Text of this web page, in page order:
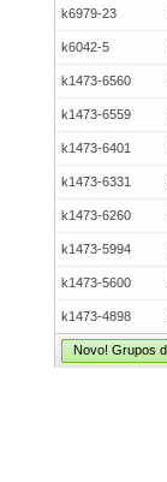
k6979-23
k6042-5
k1473-6560
k1473-6559
k1473-6401
k1473-6331
k1473-6260
k1473-5994
k1473-5600
k1473-4898
Novo! Grupos